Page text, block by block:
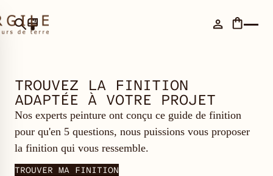
TROUVEZ LA FINITION
ADAPTÉE À VOTRE PROJET
Nos experts peinture ont conçu ce guide de finition
pour qu'en 5 questions, nous puissions vous proposer
la finition qui vous ressemble.
TROUVER MA FINITION